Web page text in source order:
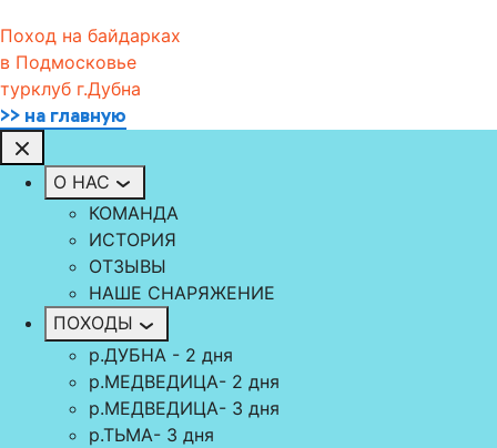
Поход на байдарках
в Подмосковье
турклуб г.Дубна
>> на главную
О НАС
КОМАНДА
ИСТОРИЯ
ОТЗЫВЫ
НАШЕ СНАРЯЖЕНИЕ
ПОХОДЫ
р.ДУБНА - 2 дня
р.МЕДВЕДИЦА- 2 дня
р.МЕДВЕДИЦА- 3 дня
р.ТЬМА- 3 дня